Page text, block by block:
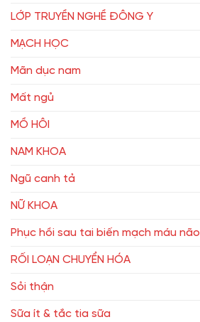
LỚP TRUYỀN NGHỀ ĐÔNG Y
MẠCH HỌC
Mãn dục nam
Mất ngủ
MỒ HÔI
NAM KHOA
Ngũ canh tả
NỮ KHOA
Phục hồi sau tai biến mạch máu não
RỐI LOẠN CHUYỂN HÓA
Sỏi thận
Sữa ít & tắc tia sữa